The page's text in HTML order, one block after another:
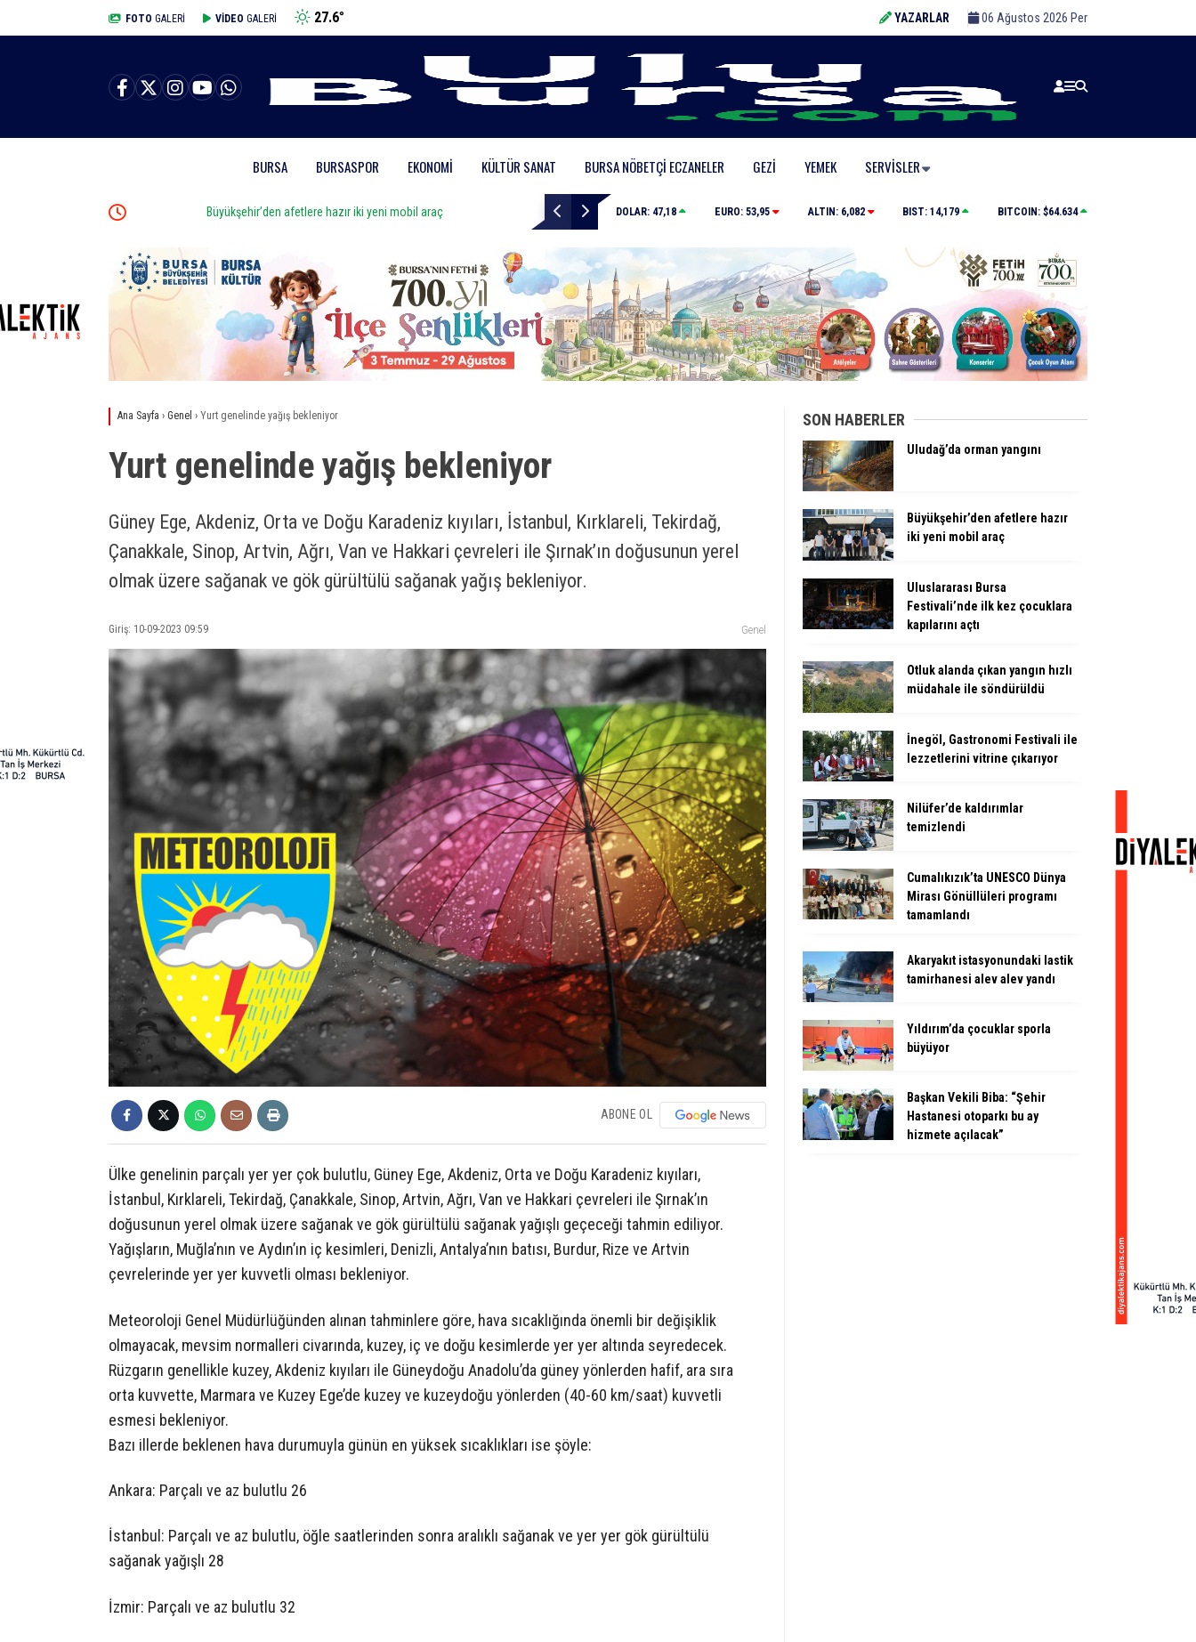
FOTO GALERİ VİDEO GALERİ 27.6° YAZARLAR 06 Ağustos 2026 Per
BURSA BURSASPOR EKONOMI KÜLTÜR SANAT BURSA NÖBETÇI ECZANELER GEZI YEMEK SERVISLER
Büyükşehir’den afetlere hazır iki yeni mobil araç Uluslararası Bursa Festivali’nde ilk kez çocuklara kapılarını açtı Otluk alanda çıkan yangın hızlı müdahale ile
DOLAR: 47,18 EURO: 53,95 ALTIN: 6,082 BIST: 14,179 BITCOIN: $64.634
Ana Sayfa › Genel › Yurt genelinde yağış bekleniyor
Yurt genelinde yağış bekleniyor
Güney Ege, Akdeniz, Orta ve Doğu Karadeniz kıyıları, İstanbul, Kırklareli, Tekirdağ,
Çanakkale, Sinop, Artvin, Ağrı, Van ve Hakkari çevreleri ile Şırnak’ın doğusunun yerel
olmak üzere sağanak ve gök gürültülü sağanak yağış bekleniyor.
Giriş: 10-09-2023 09:59 Genel
ABONE OL
Ülke genelinin parçalı yer yer çok bulutlu, Güney Ege, Akdeniz, Orta ve Doğu Karadeniz kıyıları,
İstanbul, Kırklareli, Tekirdağ, Çanakkale, Sinop, Artvin, Ağrı, Van ve Hakkari çevreleri ile Şırnak’ın
doğusunun yerel olmak üzere sağanak ve gök gürültülü sağanak yağışlı geçeceği tahmin ediliyor.
Yağışların, Muğla’nın ve Aydın’ın iç kesimleri, Denizli, Antalya’nın batısı, Burdur, Rize ve Artvin
çevrelerinde yer yer kuvvetli olması bekleniyor.
Meteoroloji Genel Müdürlüğünden alınan tahminlere göre, hava sıcaklığında önemli bir değişiklik
olmayacak, mevsim normalleri civarında, kuzey, iç ve doğu kesimlerde yer yer altında seyredecek.
Rüzgarın genellikle kuzey, Akdeniz kıyıları ile Güneydoğu Anadolu’da güney yönlerden hafif, ara sıra
orta kuvvette, Marmara ve Kuzey Ege’de kuzey ve kuzeydoğu yönlerden (40-60 km/saat) kuvvetli
esmesi bekleniyor.
Bazı illerde beklenen hava durumuyla günün en yüksek sıcaklıkları ise şöyle:
Ankara: Parçalı ve az bulutlu 26
İstanbul: Parçalı ve az bulutlu, öğle saatlerinden sonra aralıklı sağanak ve yer yer gök gürültülü
sağanak yağışlı 28
İzmir: Parçalı ve az bulutlu 32
SON HABERLER
Uludağ’da orman yangını
Büyükşehir’den afetlere hazır
iki yeni mobil araç
Uluslararası Bursa
Festivali’nde ilk kez çocuklara
kapılarını açtı
Otluk alanda çıkan yangın hızlı
müdahale ile söndürüldü
İnegöl, Gastronomi Festivali ile
lezzetlerini vitrine çıkarıyor
Nilüfer’de kaldırımlar
temizlendi
Cumalıkızık’ta UNESCO Dünya
Mirası Gönüllüleri programı
tamamlandı
Akaryakıt istasyonundaki lastik
tamirhanesi alev alev yandı
Yıldırım’da çocuklar sporla
büyüyor
Başkan Vekili Biba: “Şehir
Hastanesi otoparkı bu ay
hizmete açılacak”